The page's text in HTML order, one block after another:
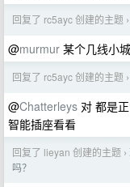
回复了 rc5ayc 创建的主题 ›
@murmur 某个几线小
回复了 rc5ayc 创建的主题 ›
@Chatterleys 对 都是
智能插座看看
回复了 lieyan 创建的主题 ›
吗？